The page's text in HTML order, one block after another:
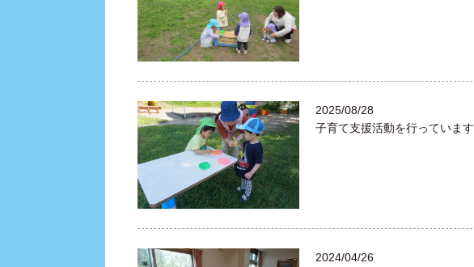
2025/08/28
子育て支援活動を行っています
2024/04/26